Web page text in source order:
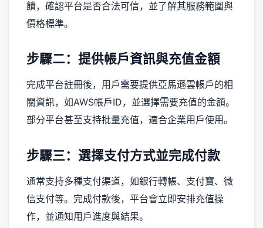
饋，確認平台是否合法可信，並了解其服務範圍與
價格標準。
步驟二：提供帳戶資訊與充值金額
完成平台註冊後，用戶需要提供亞馬遜雲帳戶的相
關資訊，如AWS帳戶ID，並選擇需要充值的金額。
部分平台甚至支持批量充值，適合企業用戶使用。
步驟三：選擇支付方式並完成付款
通常支持多種支付渠道，如銀行轉帳、支付寶、微
信支付等。完成付款後，平台會立即安排充值操
作，並通知用戶進度與結果。